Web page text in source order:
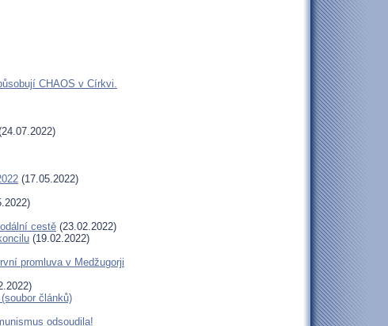
CHAOS v Církvi.
(17.05.2022)
cestě (23.02.2022)
(19.02.2022)
promluva v Medžugorji
článků)
odsoudila!